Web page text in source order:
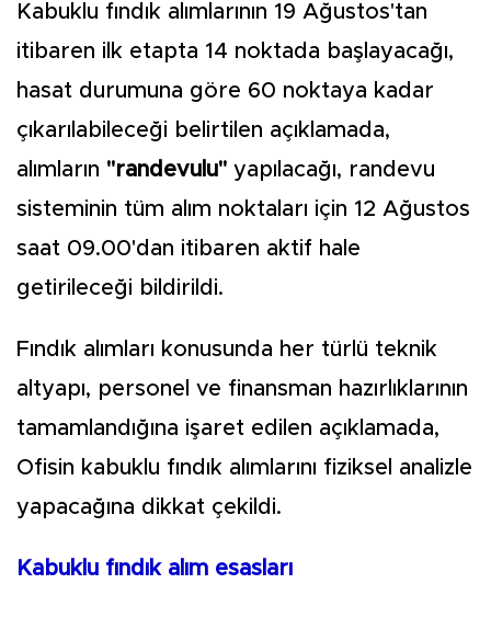
Kabuklu fındık alımlarının 19 Ağustos'tan
itibaren ilk etapta 14 noktada başlayacağı,
hasat durumuna göre 60 noktaya kadar
çıkarılabileceği belirtilen açıklamada,
alımların "randevulu" yapılacağı, randevu
sisteminin tüm alım noktaları için 12 Ağustos
saat 09.00'dan itibaren aktif hale
getirileceği bildirildi.
Fındık alımları konusunda her türlü teknik
altyapı, personel ve finansman hazırlıklarının
tamamlandığına işaret edilen açıklamada,
Ofisin kabuklu fındık alımlarını fiziksel analizle
yapacağına dikkat çekildi.
Kabuklu fındık alım esasları